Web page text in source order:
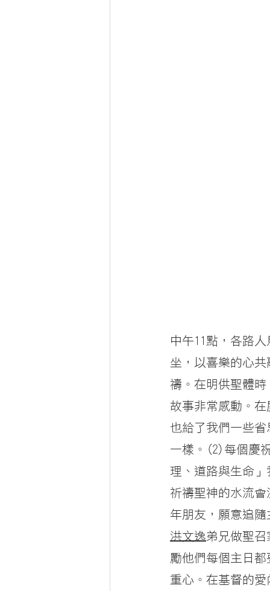
中午11點，各路
坐，以喜樂的心
禱。在明供聖體時
故事非常感動。
也給了我們一些
一樣。(2)每個慶
理、道路與生命
祈禱聖神的水流
年朋友，願意追
洪文逸弟兄做聖
勵他們每個主日
重心。在基督的